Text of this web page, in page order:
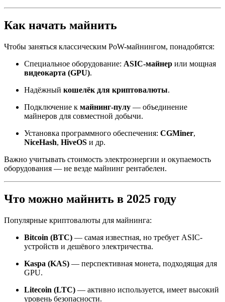
Как начать майнить
Чтобы заняться классическим PoW-майнингом, понадобятся:
Специальное оборудование: ASIC-майнер или мощная
видеокарта (GPU).
Надёжный кошелёк для криптовалюты.
Подключение к майнинг-пулу — объединение
майнеров для совместной добычи.
Установка программного обеспечения: CGMiner,
NiceHash, HiveOS и др.
Важно учитывать стоимость электроэнергии и окупаемость
оборудования — не везде майнинг рентабелен.
Что можно майнить в 2025 году
Популярные криптовалюты для майнинга:
Bitcoin (BTC) — самая известная, но требует ASIC-
устройств и дешёвого электричества.
Kaspa (KAS) — перспективная монета, подходящая для
GPU.
Litecoin (LTC) — активно используется, имеет высокий
уровень безопасности.